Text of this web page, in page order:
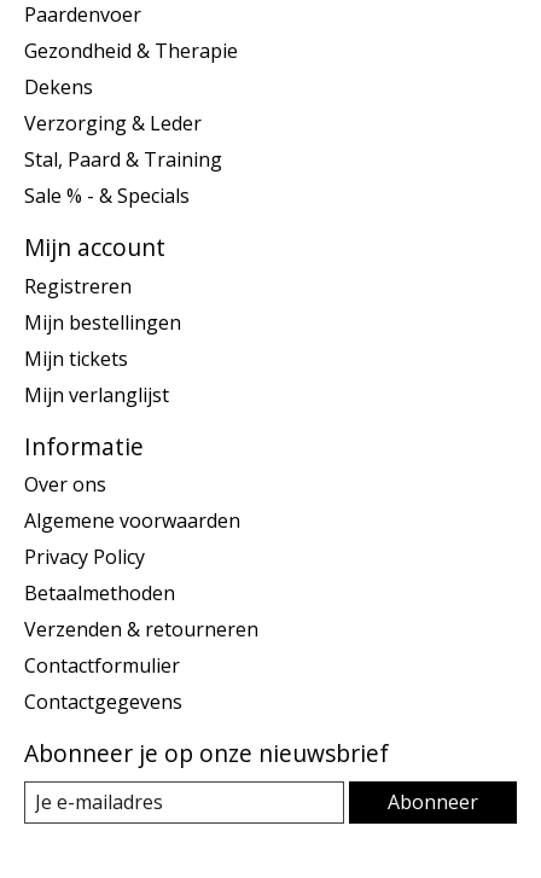
Paardenvoer
Gezondheid & Therapie
Dekens
Verzorging & Leder
Stal, Paard & Training
Sale % - & Specials
Mijn account
Registreren
Mijn bestellingen
Mijn tickets
Mijn verlanglijst
Informatie
Over ons
Algemene voorwaarden
Privacy Policy
Betaalmethoden
Verzenden & retourneren
Contactformulier
Contactgegevens
Abonneer je op onze nieuwsbrief
Abonneer